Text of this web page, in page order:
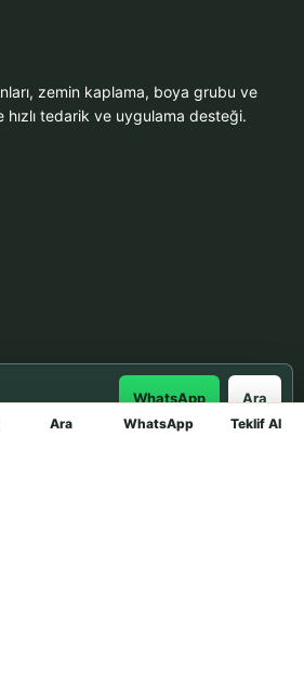
Ara WhatsApp Teklif Al
zemin kaplama, boya grubu ve
hızlı tedarik ve uygulama desteği.
WhatsApp Ara